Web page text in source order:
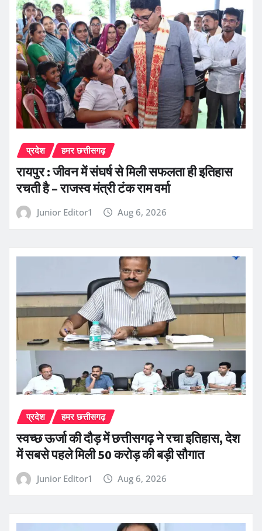
प्रदेश हमर छत्तीसगढ़
रायपुर : जीवन में संघर्ष से मिली सफलता ही इतिहास
रचती है – राजस्व मंत्री टंक राम वर्मा
Junior Editor1 Aug 6, 2026
प्रदेश हमर छत्तीसगढ़
स्वच्छ ऊर्जा की दौड़ में छत्तीसगढ़ ने रचा इतिहास, देश
में सबसे पहले मिली 50 करोड़ की बड़ी सौगात
Junior Editor1 Aug 6, 2026